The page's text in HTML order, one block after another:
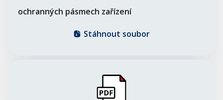
ochranných pásmech zařízení
Stáhnout soubor